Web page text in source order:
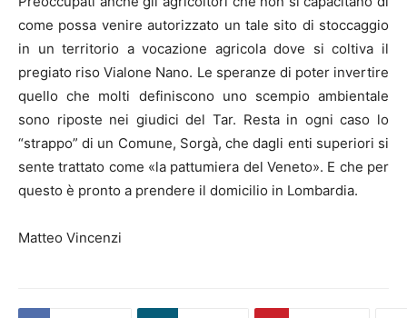
come possa venire autorizzato un tale sito di stoccaggio
in un territorio a vocazione agricola dove si coltiva il
pregiato riso Vialone Nano. Le speranze di poter invertire
quello che molti definiscono uno scempio ambientale
sono riposte nei giudici del Tar. Resta in ogni caso lo
“strappo” di un Comune, Sorgà, che dagli enti superiori si
sente trattato come «la pattumiera del Veneto». E che per
questo è pronto a prendere il domicilio in Lombardia.
Matteo Vincenzi